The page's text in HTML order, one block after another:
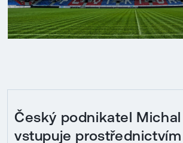
Český podnikatel
vstupuje prostřednictvím